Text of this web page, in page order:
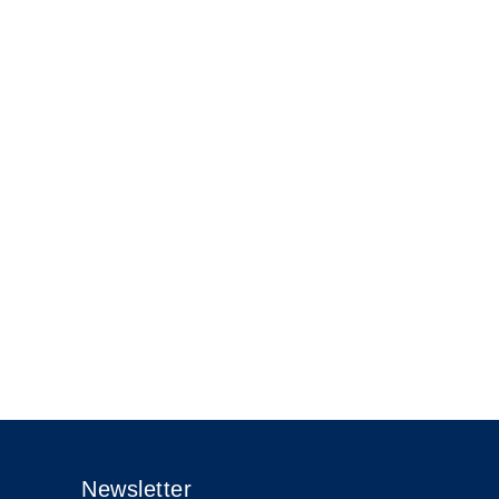
Newsletter